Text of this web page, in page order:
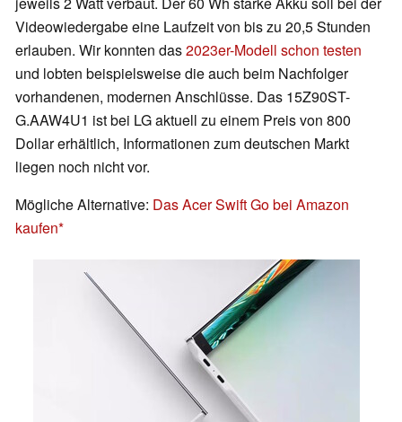
Videowiedergabe eine Laufzeit von bis zu 20,5 Stunden
erlauben. Wir konnten das2023er-Modell schon testen
und lobten beispielsweise die auch beim Nachfolger
vorhandenen, modernen Anschlüsse. Das 15Z90ST-
G.AAW4U1 ist bei LG aktuell zu einem Preis von 800
Dollar erhältlich, Informationen zum deutschen Markt
liegen noch nicht vor.
Mögliche Alternative: Das Acer Swift Go bei Amazon
kaufen